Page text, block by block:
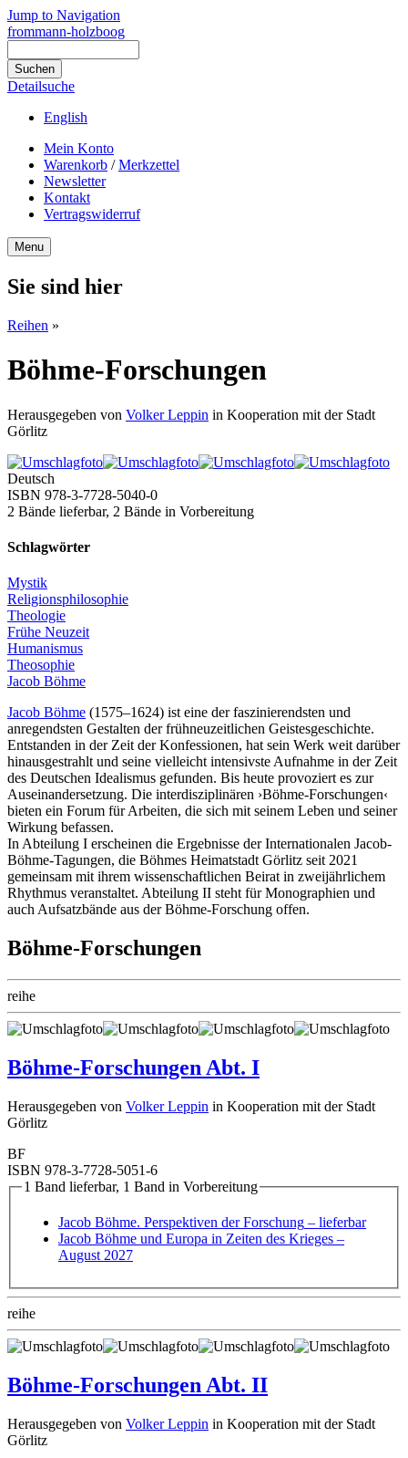
Jump to Navigation
frommann-holzboog
Detailsuche
English
Mein Konto
Warenkorb /Merkzettel
Newsletter
Kontakt
Vertragswiderruf
Menu
Sie sind hier
Reihen »
Böhme-Forschungen
Herausgegeben von Volker Leppin in Kooperation mit der Stadt
Görlitz
Deutsch
ISBN 978-3-7728-5040-0
2 Bände lieferbar, 2 Bände in Vorbereitung
Schlagwörter
Mystik
Religionsphilosophie
Theologie
Frühe Neuzeit
Humanismus
Theosophie
Jacob Böhme
Jacob Böhme (1575–1624) ist eine der faszinierendsten und
anregendsten Gestalten der frühneuzeitlichen Geistesgeschichte.
Entstanden in der Zeit der Konfessionen, hat sein Werk weit darüber
hinausgestrahlt und seine vielleicht intensivste Aufnahme in der Zeit
des Deutschen Idealismus gefunden. Bis heute provoziert es zur
Auseinandersetzung. Die interdisziplinären ›Böhme-Forschungen‹
bieten ein Forum für Arbeiten, die sich mit seinem Leben und seiner
Wirkung befassen.
In Abteilung I erscheinen die Ergebnisse der Internationalen Jacob-
Böhme-Tagungen, die Böhmes Heimatstadt Görlitz seit 2021
gemeinsam mit ihrem wissenschaftlichen Beirat in zweijährlichem
Rhythmus veranstaltet. Abteilung II steht für Monographien und
auch Aufsatzbände aus der Böhme-Forschung offen.
Böhme-Forschungen
reihe
Böhme-Forschungen Abt. I
Herausgegeben von Volker Leppin in Kooperation mit der Stadt
Görlitz
BF
ISBN 978-3-7728-5051-6
1 Band lieferbar, 1 Band in Vorbereitung
Jacob Böhme. Perspektiven der Forschung – lieferbar
Jacob Böhme und Europa in Zeiten des Krieges –
August 2027
reihe
Böhme-Forschungen Abt. II
Herausgegeben von Volker Leppin in Kooperation mit der Stadt
Görlitz